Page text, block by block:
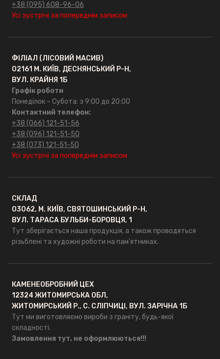
+38 (095) 608-96-06
Усі зустрічі за попереднім записом
ФІЛІАЛ (ЛІСОВИЙ МАСИВ)
02161 М. КИЇВ, ДЕСНЯНСЬКИЙ Р-Н,
ВУЛ. КРАЙНЯ 1Б
Графік роботи
Понеділок – Субота: з 9:00 до 20:00
Контактний телефон:
+38 (066) 121-51-56
+38 (096) 121-51-50
+38 (073) 121-51-50
Усі зустрічі за попереднім записом
СКЛАД
03062, М. КИЇВ, СВЯТОШИНСЬКИЙ Р-Н,
ВУЛ. ТАРАСА БУЛЬБИ-БОРОВЦЯ, 1
Тут зберігається наша продукція, а також проводяться
різьблені та художні роботи на пам’ятниках.
КАМЕНЕОБРОБНИЙ ЦЕХ
12324 ЖИТОМИРСЬКА ОБЛ,
ЖИТОМИРСЬКИЙ Р., С. СЛІПЧИЦІ, ВУЛ. ЗАРІЧНА 1Б
Тут ми виготовляємо вироби з граніту, будь-якої
складності.
Замовлення тут, не оформлюються!!!